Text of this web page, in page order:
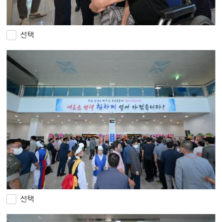
선택
선택